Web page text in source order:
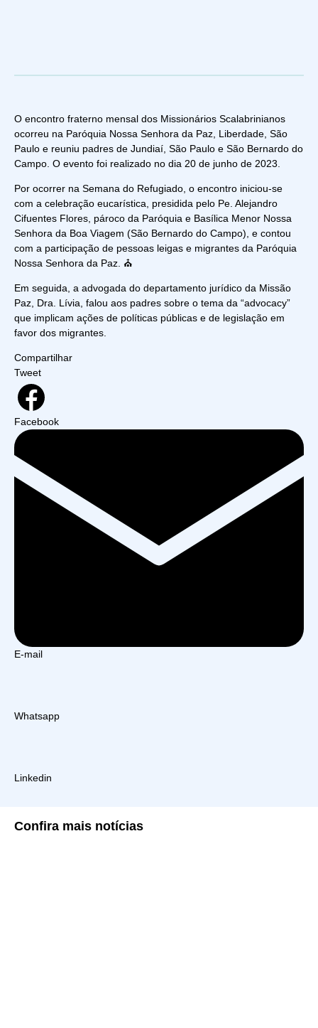
O encontro fraterno mensal dos Missionários Scalabrinianos
ocorreu na Paróquia Nossa Senhora da Paz, Liberdade, São
Paulo e reuniu padres de Jundiaí, São Paulo e São Bernardo do
Campo. O evento foi realizado no dia 20 de junho de 2023.
Por ocorrer na Semana do Refugiado, o encontro iniciou-se
com a celebração eucarística, presidida pelo Pe. Alejandro
Cifuentes Flores, pároco da Paróquia e Basílica Menor Nossa
Senhora da Boa Viagem (São Bernardo do Campo), e contou
com a participação de pessoas leigas e migrantes da Paróquia
Nossa Senhora da Paz. ⛪
Em seguida, a advogada do departamento jurídico da Missão
Paz, Dra. Lívia, falou aos padres sobre o tema da “advocacy”
que implicam ações de políticas públicas e de legislação em
favor dos migrantes.
Compartilhar
Tweet
Facebook
E-mail
Whatsapp
Linkedin
Confira mais notícias